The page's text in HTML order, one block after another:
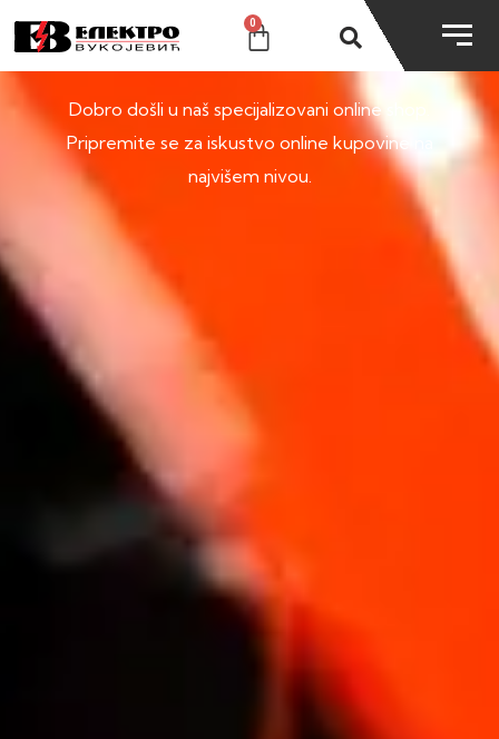
0
SHOP
Dobro došli u naš specijalizovani online shop.
Pripremite se za iskustvo online kupovine na
najvišem nivou.